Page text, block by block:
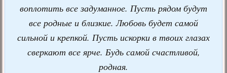
воплотить все задуманное. Пусть рядом будут
все родные и близкие. Любовь будет самой
сильной и крепкой. Пусть искорки в твоих глазах
сверкают все ярче. Будь самой счастливой,
родная.